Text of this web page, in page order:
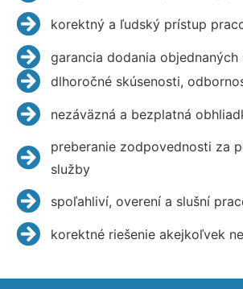
korektný a ľudský prístup
garancia dodania objednaných
dlhoročné skúsenosti,
nezáväzná a bezplatná
preberanie zodpovednosti za
služby
spoľahliví, overení a slušní
korektné riešenie akejkoľvek